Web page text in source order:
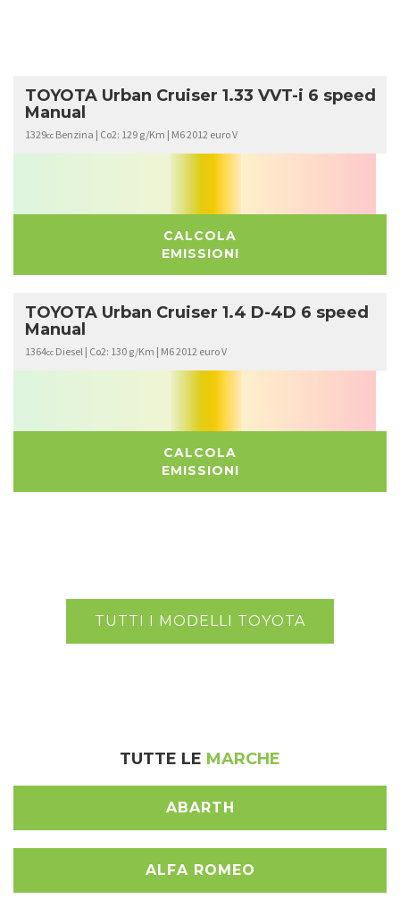
TOYOTA Urban Cruiser 1.33 VVT-i 6 speed
Manual
1329cc Benzina | Co2: 129 g/Km | M6 2012 euro V
CALCOLA
EMISSIONI
TOYOTA Urban Cruiser 1.4 D-4D 6 speed
Manual
1364cc Diesel | Co2: 130 g/Km | M6 2012 euro V
CALCOLA
EMISSIONI
TUTTI I MODELLI TOYOTA
TUTTE LE MARCHE
ABARTH
ALFA ROMEO